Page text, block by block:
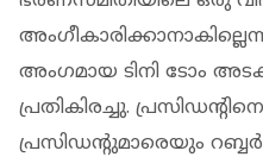
അംഗമായ ടിനി ടോം
പ്രതികിരച്ചു.
പ്രസിഡന്റുമാരെയും